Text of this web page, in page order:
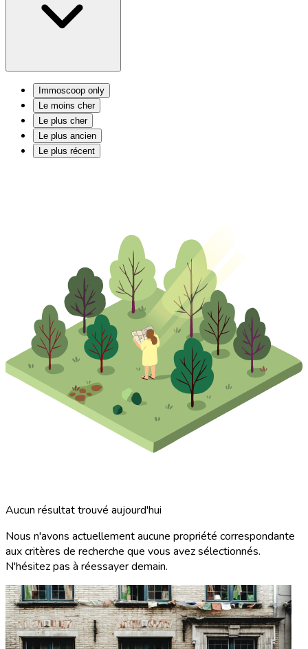
Immoscoop only
Le moins cher
Le plus cher
Le plus ancien
Le plus récent
Aucun résultat trouvé aujourd'hui
Nous n'avons actuellement aucune propriété correspondante
aux critères de recherche que vous avez sélectionnés.
N'hésitez pas à réessayer demain.